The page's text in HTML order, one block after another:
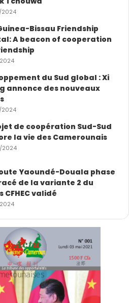
Bissau Friendship
A beacon of cooperation
du Sud global : Xi
annonce des nouveaux
de coopération Sud-Sud
la vie des Camerounais
Yaoundé-Douala phase
de la variante 2 du
CFHEC validé